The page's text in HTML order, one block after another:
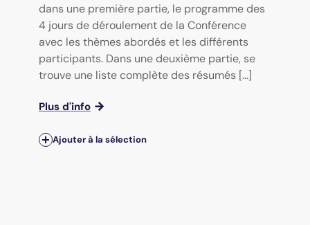
dans une première partie, le programme des
4 jours de déroulement de la Conférence
avec les thèmes abordés et les différents
participants. Dans une deuxième partie, se
trouve une liste complète des résumés [...]
Plus d'info
Ajouter à la sélection